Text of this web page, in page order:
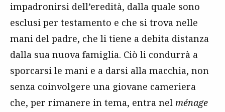
impadronirsi dell’eredità, dalla quale sono
esclusi per testamento e che si trova nelle
mani del padre, che li tiene a debita distanza
dalla sua nuova famiglia. Ciò li condurrà a
sporcarsi le mani e a darsi alla macchia, non
senza coinvolgere una giovane cameriera
che, per rimanere in tema, entra nel ménage